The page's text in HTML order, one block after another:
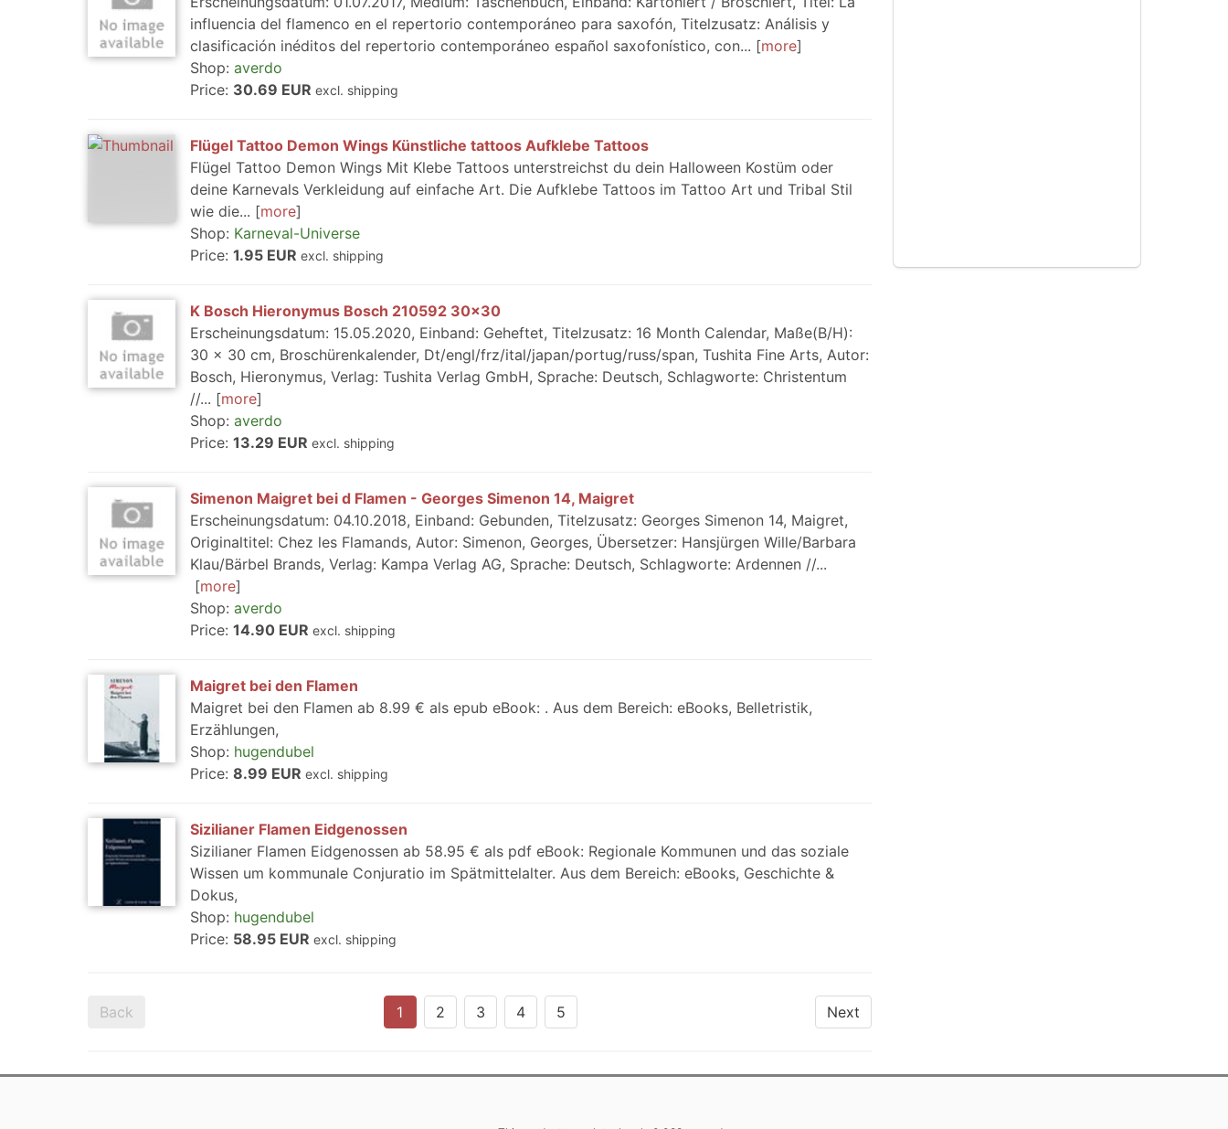
influencia del flamenco en el repertorio contemporáneo para saxofón, Titelzusatz: Análisis y
clasificación inéditos del repertorio contemporáneo español saxofonístico, con...
more
Shop: averdo
Price: 30.69 EUR excl. shipping
Flügel Tattoo Demon Wings Künstliche tattoos Aufklebe Tattoos
Flügel Tattoo Demon Wings Mit Klebe Tattoos unterstreichst du dein Halloween Kostüm oder
deine Karnevals Verkleidung auf einfache Art. Die Aufklebe Tattoos im Tattoo Art und Tribal Stil
wie die...
more
Shop: Karneval-Universe
Price: 1.95 EUR excl. shipping
K Bosch Hieronymus Bosch 210592 30x30
Erscheinungsdatum: 15.05.2020, Einband: Geheftet, Titelzusatz: 16 Month Calendar, Maße(B/H):
30 x 30 cm, Broschürenkalender, Dt/engl/frz/ital/japan/portug/russ/span, Tushita Fine Arts, Autor:
Bosch, Hieronymus, Verlag: Tushita Verlag GmbH, Sprache: Deutsch, Schlagworte: Christentum
//...
more
Shop: averdo
Price: 13.29 EUR excl. shipping
Simenon Maigret bei d Flamen - Georges Simenon 14, Maigret
Erscheinungsdatum: 04.10.2018, Einband: Gebunden, Titelzusatz: Georges Simenon 14, Maigret,
Originaltitel: Chez les Flamands, Autor: Simenon, Georges, Übersetzer: Hansjürgen Wille/Barbara
Klau/Bärbel Brands, Verlag: Kampa Verlag AG, Sprache: Deutsch, Schlagworte: Ardennen //...
more
Shop: averdo
Price: 14.90 EUR excl. shipping
Maigret bei den Flamen
Maigret bei den Flamen ab 8.99 € als epub eBook: . Aus dem Bereich: eBooks, Belletristik,
Erzählungen,
Shop: hugendubel
Price: 8.99 EUR excl. shipping
Sizilianer Flamen Eidgenossen
Sizilianer Flamen Eidgenossen ab 58.95 € als pdf eBook: Regionale Kommunen und das soziale
Wissen um kommunale Conjuratio im Spätmittelalter. Aus dem Bereich: eBooks, Geschichte &
Dokus,
Shop: hugendubel
Price: 58.95 EUR excl. shipping
Back Next
1 2 3 4 5